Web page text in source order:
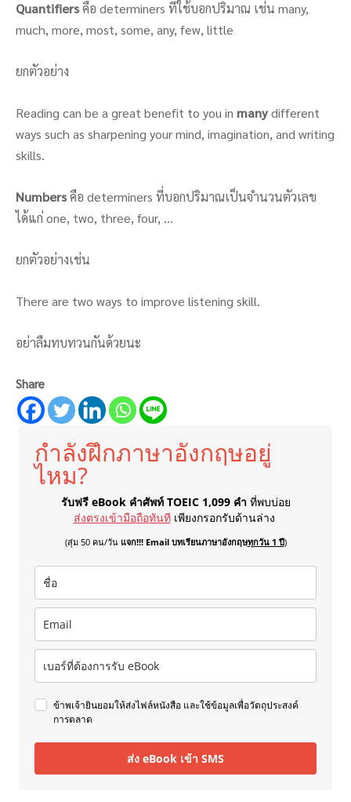
Quantifiersคือ determiners ที่ใช้บอกปริมาณ เช่น many,
much, more, most, some, any, few, little
ยกตัวอย่าง
Reading can be a great benefit to you in manydifferent
ways such as sharpening your mind, imagination, and writing
skills.
Numbersคือ determiners ที่บอกปริมาณเป็นจำนวนตัวเลข
ได้แก่ one, two, three, four, …
ยกตัวอย่างเช่น
There are two ways to improve listening skill.
อย่าลืมทบทวนกันด้วยนะ
Share
กำลังฝึกภาษาอังกฤษอยู่
ไหม?
รับฟรี eBook คำศัพท์ TOEIC 1,099 คำ ที่พบบ่อย
ส่งตรงเข้ามือถือทันที เพียงกรอกรับด้านล่าง
(สุ่ม 50 คน/วัน แจก!!! Email บทเรียนภาษาอังกฤษทุกวัน 1 ปี)
ข้าพเจ้ายินยอมให้ส่งไฟล์หนังสือ และใช้ข้อมูลเพื่อวัตถุประสงค์
การตลาด
ส่ง eBook เข้า SMS